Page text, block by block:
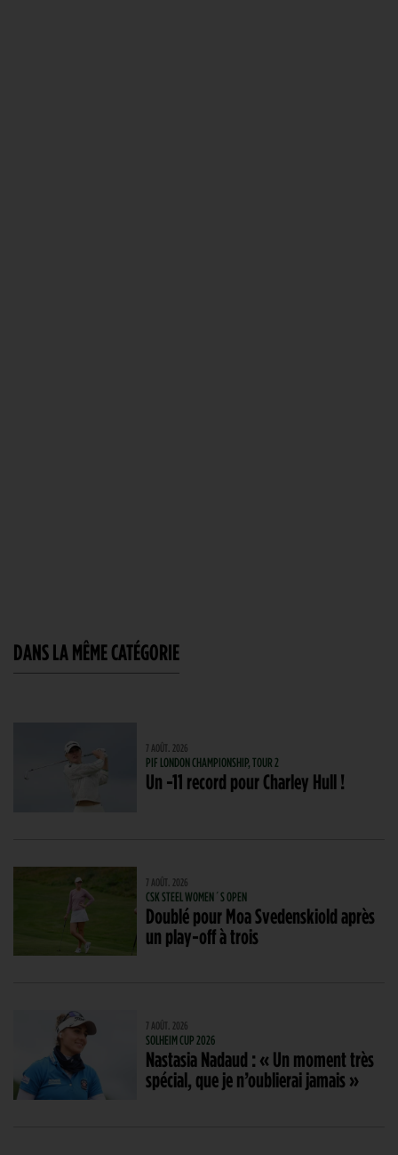
DANS LA MÊME CATÉGORIE
7 AOÛT. 2026
PIF LONDON CHAMPIONSHIP, TOUR 2
Un -11 record pour Charley Hull !
7 AOÛT. 2026
CSK STEEL WOMEN´S OPEN
Doublé pour Moa Svedenskiold après
un play-off à trois
7 AOÛT. 2026
SOLHEIM CUP 2026
Nastasia Nadaud : « Un moment très
spécial, que je n’oublierai jamais »